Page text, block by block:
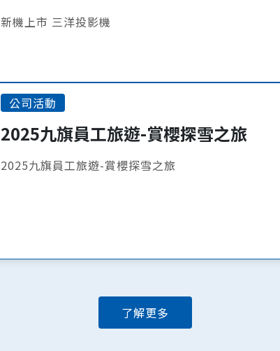
新機上市 三洋投影機
公司活動
2025九旗員工旅遊-賞櫻探雪之旅
2025九旗員工旅遊-賞櫻探雪之旅
了解更多